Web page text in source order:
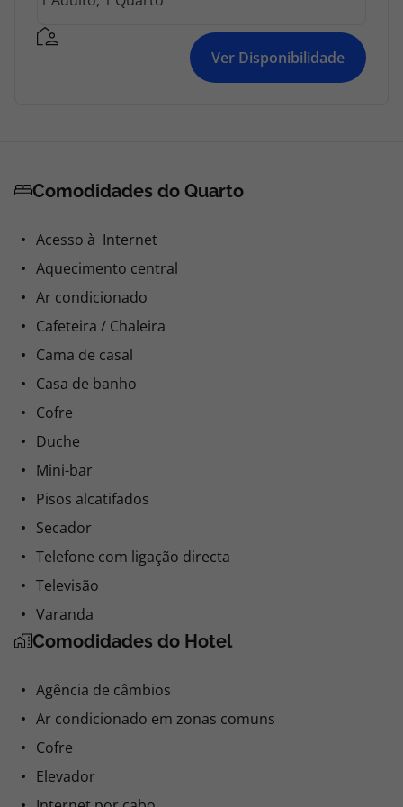
Ver Disponibilidade
Comodidades do Quarto
Acesso à Internet
Aquecimento central
Ar condicionado
Cafeteira / Chaleira
Cama de casal
Casa de banho
Cofre
Duche
Mini-bar
Pisos alcatifados
Secador
Telefone com ligação directa
Televisão
Varanda
Comodidades do Hotel
Agência de câmbios
Ar condicionado em zonas comuns
Cofre
Elevador